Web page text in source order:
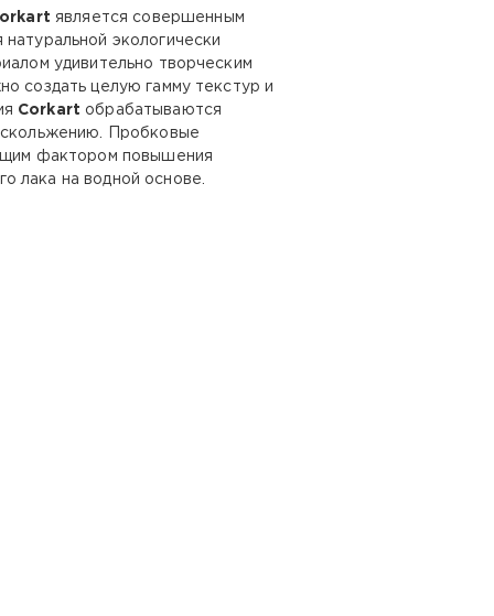
является совершенным
экологически
удивительно творческим
создать целую гамму текстур и
Corkart обрабатываются
скольжению. Пробковые
фактором повышения
лака на водной основе.